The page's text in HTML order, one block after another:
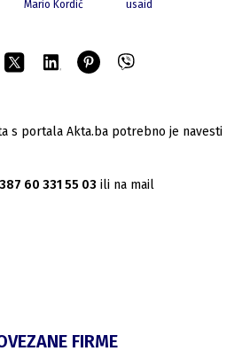
Mario Kordić usaid
s portala Akta.ba potrebno je navesti
60 331 55 03 ili na mail
FIRME